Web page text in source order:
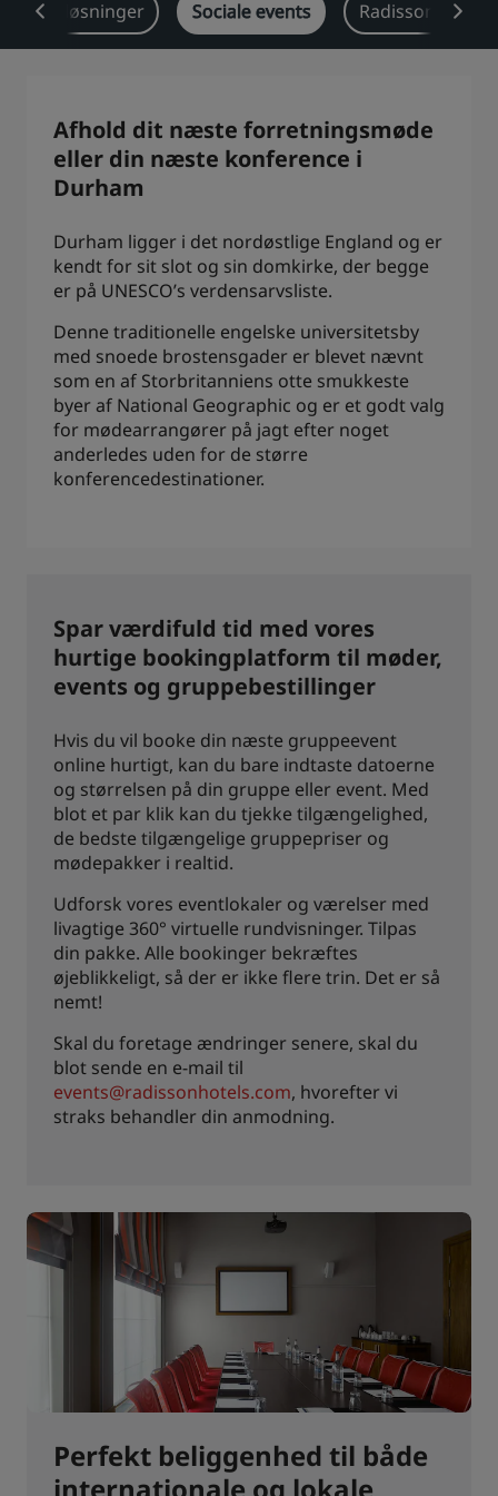
Park Plaza Park Inn by Radisson
Prize by Radisson Country Inn & Suites
Tilknyttede brands i Kina
Jin Jiang
Kunlun Golden Tulip
Besøg vores blog
Sociale events Radisson
Afhold dit næste forretningsmøde
eller din næste konference i
Durham
Durham ligger i det nordøstlige England og er
kendt for sit slot og sin domkirke, der begge
er på UNESCO’s verdensarvsliste.
Denne traditionelle engelske universitetsby
med snoede brostensgader er blevet nævnt
som en af Storbritanniens otte smukkeste
byer af National Geographic og er et godt valg
for mødearrangører på jagt efter noget
anderledes uden for de større
konferencedestinationer.
Spar værdifuld tid med vores
hurtige bookingplatform til møder,
events og gruppebestillinger
Hvis du vil booke din næste gruppeevent
online hurtigt, kan du bare indtaste datoerne
og størrelsen på din gruppe eller event. Med
blot et par klik kan du tjekke tilgængelighed,
de bedste tilgængelige gruppepriser og
mødepakker i realtid.
Udforsk vores eventlokaler og værelser med
livagtige 360° virtuelle rundvisninger. Tilpas
din pakke. Alle bookinger bekræftes
øjeblikkeligt, så der er ikke flere trin. Det er så
nemt!
Skal du foretage ændringer senere, skal du
blot sende en e-mail til
events@radissonhotels.com, hvorefter vi
straks behandler din anmodning.
Perfekt beliggenhed til både